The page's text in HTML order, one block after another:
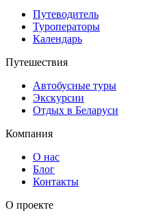
Путеводитель
Туроператоры
Календарь
Путешествия
Автобусные туры
Экскурсии
Отдых в Беларуси
Компания
О нас
Блог
Контакты
О проекте